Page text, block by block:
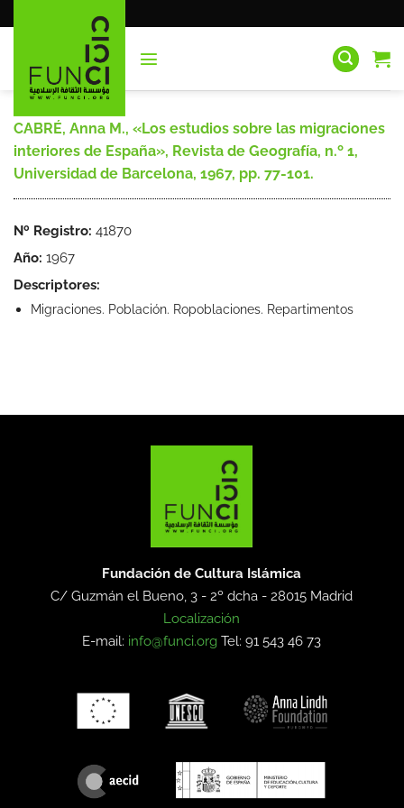
al
CABRÉ, Anna M., «Los estudios sobre las migraciones
interiores de España», Revista de Geografía, n.º 1,
Universidad de Barcelona, 1967, pp. 77-101.
Nº Registro: 41870
Año: 1967
Descriptores:
Migraciones. Población. Ropoblaciones. Repartimentos
Fundación de Cultura Islámica
C/ Guzmán el Bueno, 3 - 2º dcha -28015 Madrid
Localización
E-mail: info@funci.org Tel: 91 543 46 73